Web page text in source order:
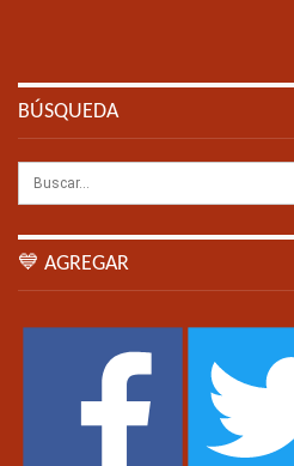
BÚSQUEDA
💙 AGREGAR